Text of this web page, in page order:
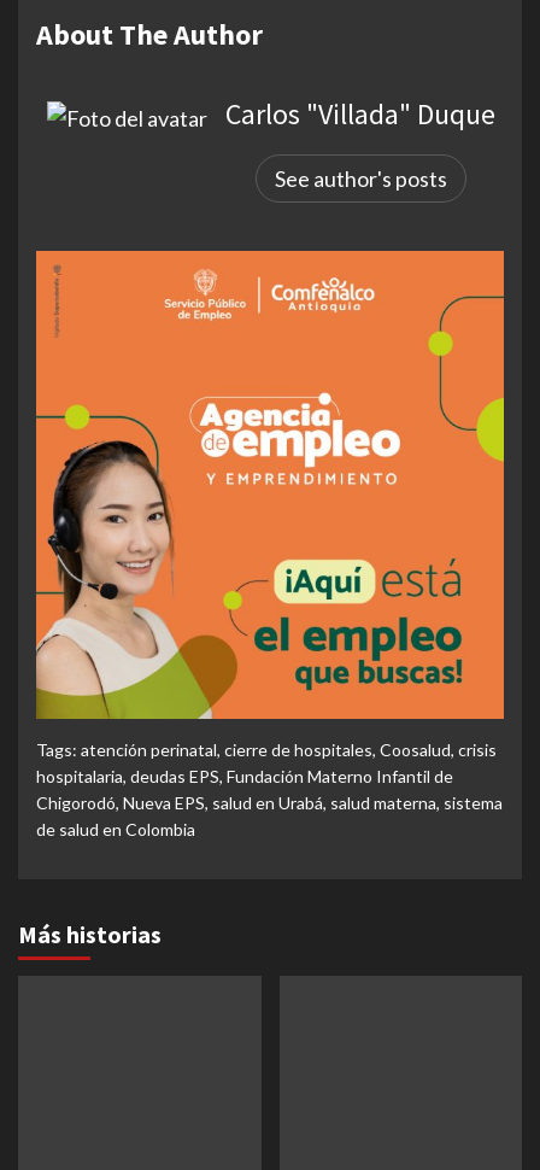
About The Author
Carlos "Villada" Duque
See author's posts
Tags: atención perinatal, cierre de hospitales, Coosalud, crisis
hospitalaria, deudas EPS, Fundación Materno Infantil de
Chigorodó, Nueva EPS, salud en Urabá, salud materna, sistema
de salud en Colombia
Más historias